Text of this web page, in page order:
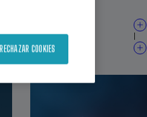
RECHAZAR COOKIES